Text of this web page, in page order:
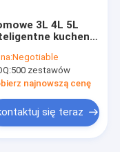
Sokowirówki
3L 4L 5L
kuchenki
5qt
Negotiable
500 zestawów
najnowszą cenę
się teraz